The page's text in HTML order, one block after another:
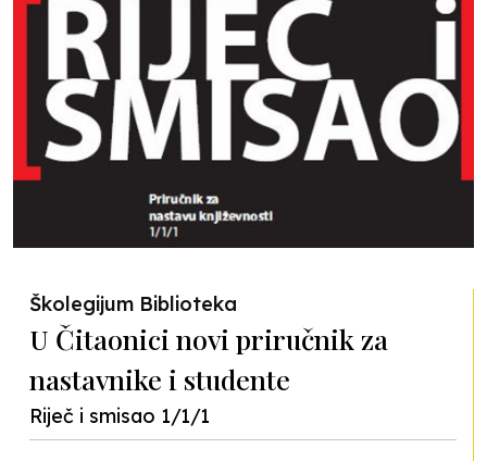
Školegijum Biblioteka
U Čitaonici novi priručnik za
nastavnike i studente
Riječ i smisao 1/1/1